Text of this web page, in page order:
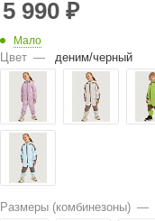
5 990 ₽
Мало
Цвет — деним/черный
Размеры (комбинезоны) —